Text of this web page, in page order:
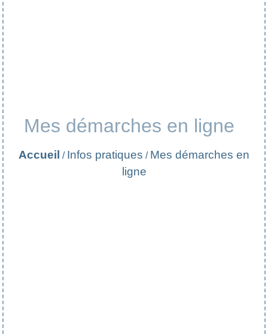
Mes démarches en ligne
Accueil / Infos pratiques / Mes démarches en
ligne